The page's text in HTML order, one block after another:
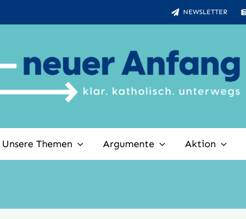
NEWSLETTER
Unsere Themen Argumente Aktion